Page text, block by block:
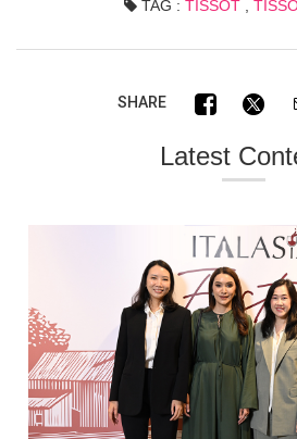
TAG : TISSOT,
SHARE
Latest